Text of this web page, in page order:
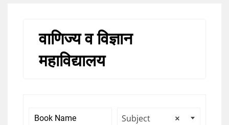
वाणिज्य व विज्ञान
महाविद्यालय
×
Subject